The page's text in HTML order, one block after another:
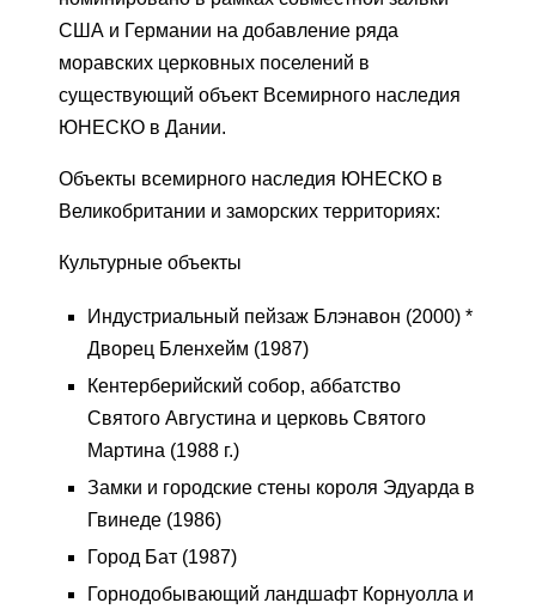
США и Германии на добавление ряда
моравских церковных поселений в
существующий объект Всемирного наследия
ЮНЕСКО в Дании.
Объекты всемирного наследия ЮНЕСКО в
Великобритании и заморских территориях:
Культурные объекты
Индустриальный пейзаж Блэнавон (2000) *
Дворец Бленхейм (1987)
Кентерберийский собор, аббатство
Святого Августина и церковь Святого
Мартина (1988 г.)
Замки и городские стены короля Эдуарда в
Гвинеде (1986)
Город Бат (1987)
Горнодобывающий ландшафт Корнуолла и